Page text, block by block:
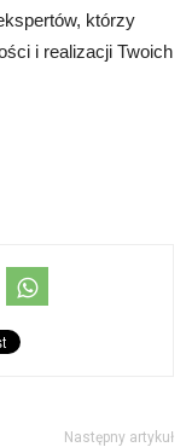
którzy
i realizacji Twoich
Następny artykuł